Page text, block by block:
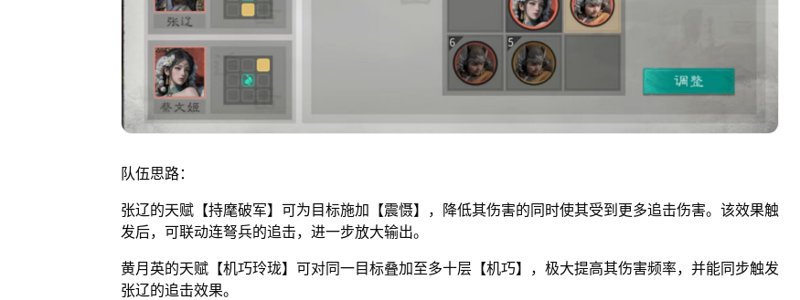
队伍思路：
张辽的天赋【持麾破军】可为目标施加【震慑】，降低其伤害的同时使其受到更多追击伤害。该效果触
发后，可联动连弩兵的追击，进一步放大输出。
黄月英的天赋【机巧玲珑】可对同一目标叠加至多十层【机巧】，极大提高其伤害频率，并能同步触发
张辽的追击效果。